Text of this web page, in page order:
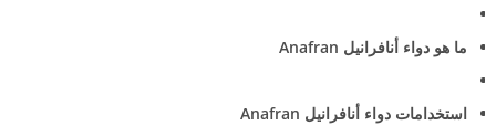
ما هو دواء أنافرانيل Anafran
استخدامات دواء أنافرانيل Anafran